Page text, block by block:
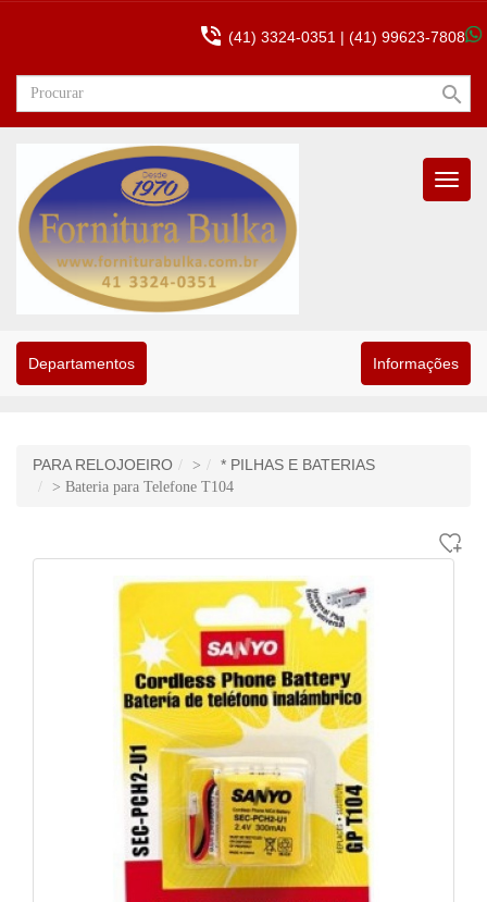
 (41) 3324-0351 | (41) 99623-7808
search
Menu
Departamentos Informações
PARA RELOJOEIRO > * PILHAS E BATERIAS
> Bateria para Telefone T104